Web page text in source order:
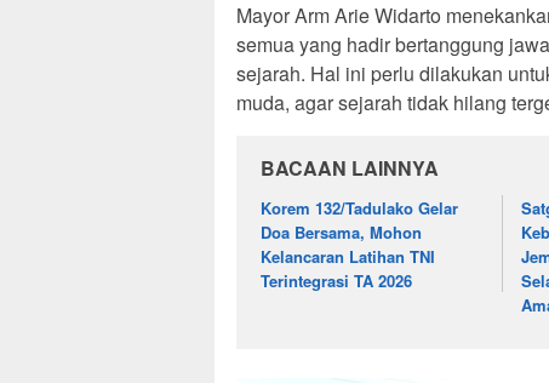
Mayor Arm Arie Widarto
semua yang hadir bertanggung
sejarah. Hal ini perlu dilakukan
muda, agar sejarah tidak hilang
BACAAN LAINNYA
Korem 132/Tadulako Gelar
Doa Bersama, Mohon
Kelancaran Latihan TNI
Terintegrasi TA 2026